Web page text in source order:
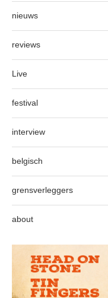
nieuws
reviews
Live
festival
interview
belgisch
grensverleggers
about